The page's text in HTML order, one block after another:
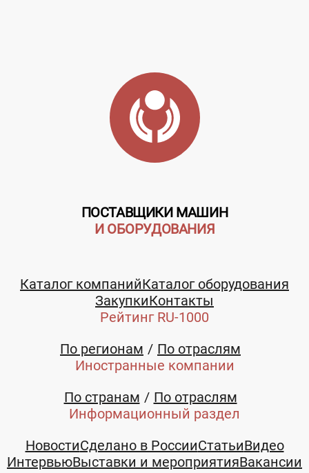
ПОСТАВЩИКИ МАШИН
И ОБОРУДОВАНИЯ
Каталог компанийКаталог оборудования
ЗакупкиКонтакты
Рейтинг RU-1000
По регионам
По отраслям
Иностранные компании
По странам
По отраслям
Информационный раздел
НовостиСделано в РоссииСтатьиВидео
ИнтервьюВыставки и мероприятияВакансии